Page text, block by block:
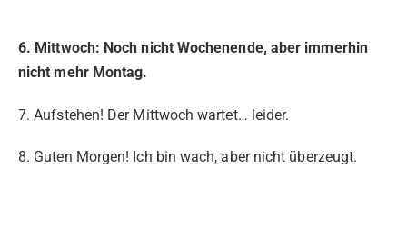
6. Mittwoch: Noch nicht Wochenende, aber immerhin
nicht mehr Montag.
7. Aufstehen! Der Mittwoch wartet… leider.
8. Guten Morgen! Ich bin wach, aber nicht überzeugt.